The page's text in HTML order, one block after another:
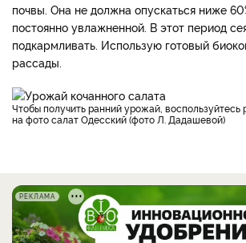
почвы. Она не должна опускаться ниже
постоянно увлажненной. В этот период
подкармливать. Использую готовый
рассады.
Чтобы получить ранний урожай, воспользуйтесь рассадным методом;
на фото салат Одесский (фото Л. Дадашевой)
РЕКЛАМА